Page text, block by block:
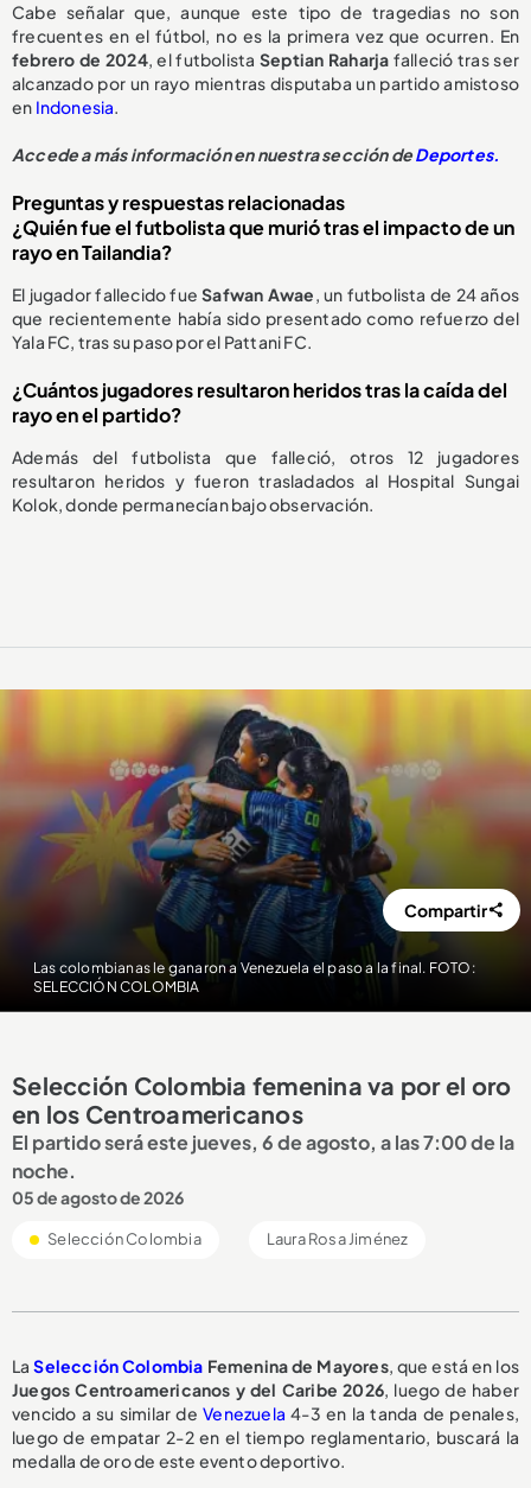
Cabe señalar que, aunque este tipo de tragedias no son
frecuentes en el fútbol, no es la primera vez que ocurren. En
febrero de 2024, el futbolista Septian Raharja falleció tras ser
alcanzado por un rayo mientras disputaba un partido amistoso
en Indonesia.
Accede a más información en nuestra sección deDeportes.
Preguntas y respuestas relacionadas
¿Quién fue el futbolista que murió tras el impacto de un
rayo en Tailandia?
El jugador fallecido fueSafwan Awae, un futbolista de 24 años
que recientemente había sido presentado como refuerzo del
Yala FC, tras su paso por el Pattani FC.
¿Cuántos jugadores resultaron heridos tras la caída del
rayo en el partido?
Además del futbolista que falleció, otros 12 jugadores
resultaron heridos y fueron trasladados al Hospital Sungai
Kolok, donde permanecían bajo observación.
Las colombianas le ganaron a Venezuela el paso a la final. FOTO:
SELECCIÓN COLOMBIA
Compartir
Selección Colombia femenina va por el oro
en los Centroamericanos
El partido será este jueves, 6 de agosto, a las 7:00 de la
noche.
05 de agosto de 2026
Selección Colombia Laura Rosa Jiménez
LaSelección Colombia Femenina de Mayores, que está en los
Juegos Centroamericanos y del Caribe 2026, luego de haber
vencido a su similar deVenezuela 4-3 en la tanda de penales,
luego de empatar 2-2 en el tiempo reglamentario, buscará la
medalla de oro de este evento deportivo.